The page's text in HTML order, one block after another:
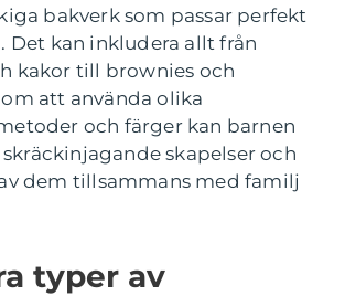
bakverk som passar perfekt
Det kan inkludera allt från
kakor till brownies och
att använda olika
och färger kan barnen
skapelser och
dem tillsammans med familj
typer av